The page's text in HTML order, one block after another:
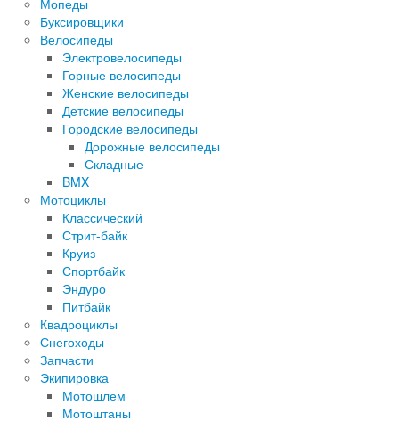
Мопеды
Буксировщики
Велосипеды
Электровелосипеды
Горные велосипеды
Женские велосипеды
Детские велосипеды
Городские велосипеды
Дорожные велосипеды
Складные
BMX
Мотоциклы
Классический
Стрит-байк
Круиз
Спортбайк
Эндуро
Питбайк
Квадроциклы
Снегоходы
Запчасти
Экипировка
Мотошлем
Мотоштаны